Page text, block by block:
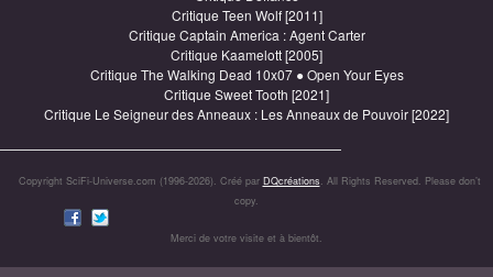
Critique Teen Wolf [2011]
Critique Captain America : Agent Carter
Critique Kaamelott [2005]
Critique The Walking Dead 10x07 ● Open Your Eyes
Critique Sweet Tooth [2021]
Critique Le Seigneur des Anneaux : Les Anneaux de Pouvoir [2022]
Copyright SciFi-Universe.com (1996-2026). Créé par DQcréations. All Rights Reserved. Please don’t
copy.
Merci de votre visite et à bientôt.